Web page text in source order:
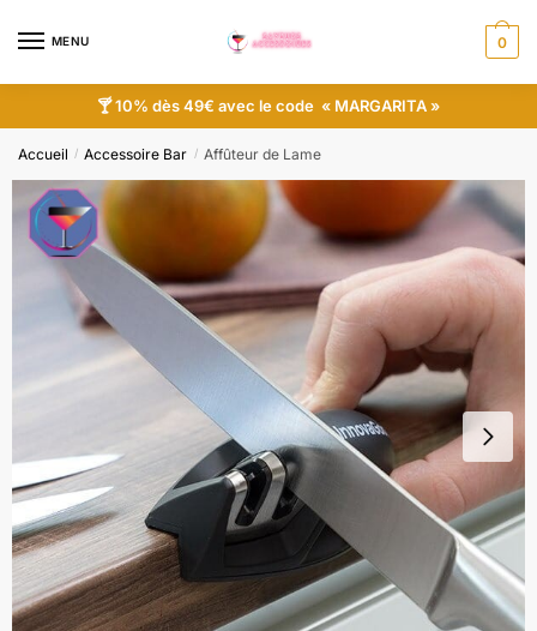
MENU 0
🍸 10% dès 49€ avec le code « MARGARITA »
Accueil / Accessoire Bar / Affûteur de Lame